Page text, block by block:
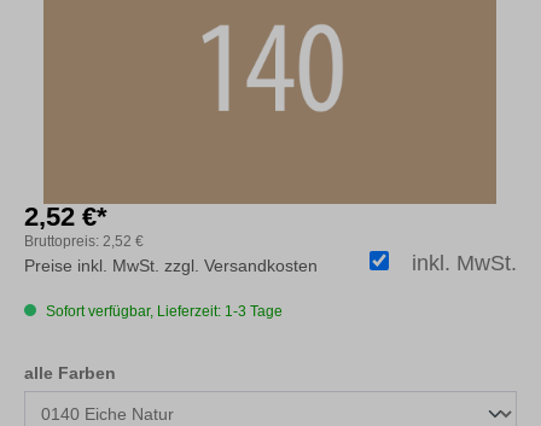
2,52 €*
Bruttopreis: 2,52 €
inkl. MwSt.
Preise inkl. MwSt. zzgl. Versandkosten
Sofort verfügbar, Lieferzeit: 1-3 Tage
alle Farben